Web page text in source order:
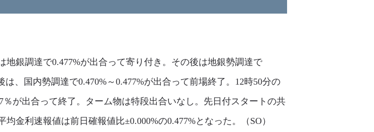
銀調達で0.477%が出合って寄り付き。その後は地銀勢調達で
、国内勢調達で0.470%～0.477%が出合って前場終了。12時50分の
が出合って終了。ターム物は特段出合いなし。先日付スタートの共
金利速報値は前日確報値比±0.000%の0.477%となった。（SO）